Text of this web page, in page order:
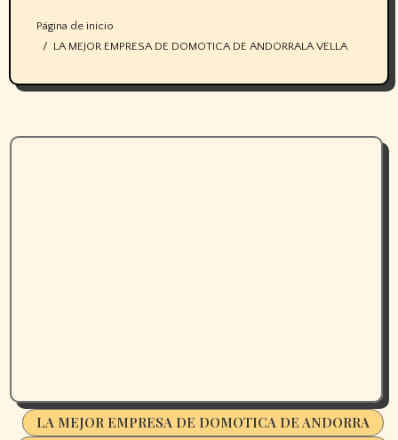
Página de inicio
LA MEJOR EMPRESA DE DOMOTICA DE ANDORRALA VELLA
LA MEJOR EMPRESA DE DOMOTICA DE ANDORRA